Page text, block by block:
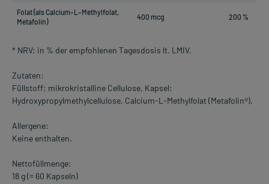
Folat (als Calcium–L–Methylfolat,
Metafolin)
400 mcg 200 %
* NRV: in % der empfohlenen Tagesdosis lt. LMIV.
Zutaten:
Füllstoff: mikrokristalline Cellulose, Kapsel:
Hydroxypropylmethylcellulose, Calcium-L-Methylfolat (Metafolin®).
Allergene:
Keine enthalten.
Nettofüllmenge:
18 g (= 60 Kapseln)